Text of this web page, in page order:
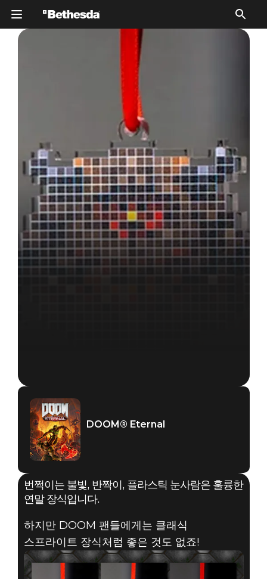
DOOM® Eternal
2019년 12월 05일
DOOM® Eternal
번쩍이는 불빛, 반짝이, 플라스틱 눈사람은 훌륭한
연말 장식입니다.
하지만 DOOM 팬들에게는 클래식
스프라이트 장식처럼 좋은 것도 없죠!